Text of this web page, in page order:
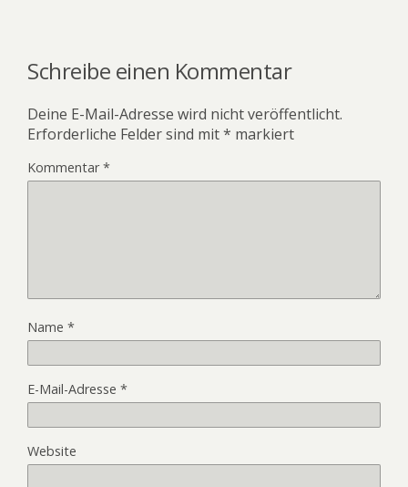
Schreibe einen Kommentar
Deine E-Mail-Adresse wird nicht veröffentlicht.
Erforderliche Felder sind mit* markiert
Kommentar*
Name *
E-Mail-Adresse *
Website